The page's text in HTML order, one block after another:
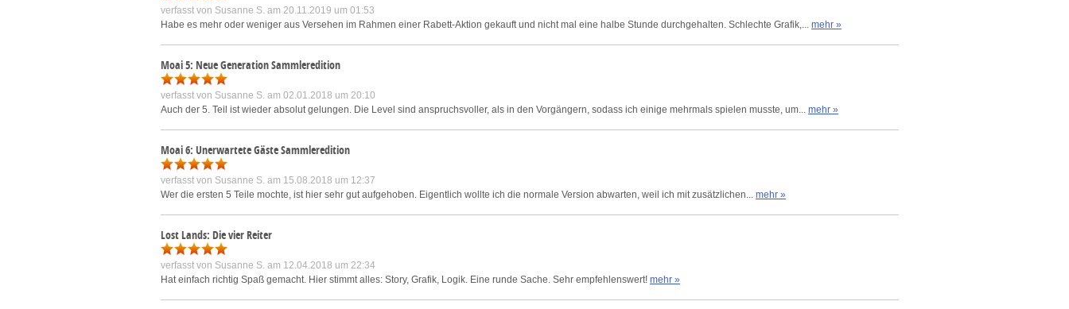
verfasst von Susanne S. am 20.11.2019 um 01:53
Habe es mehr oder weniger aus Versehen im Rahmen einer Rabett-Aktion gekauft und nicht mal eine halbe Stunde durchgehalten. Schlechte Grafik,... mehr »
Moai 5: Neue Generation Sammleredition
verfasst von Susanne S. am 02.01.2018 um 20:10
Auch der 5. Teil ist wieder absolut gelungen. Die Level sind anspruchsvoller, als in den Vorgängern, sodass ich einige mehrmals spielen musste, um... mehr »
Moai 6: Unerwartete Gäste Sammleredition
verfasst von Susanne S. am 15.08.2018 um 12:37
Wer die ersten 5 Teile mochte, ist hier sehr gut aufgehoben. Eigentlich wollte ich die normale Version abwarten, weil ich mit zusätzlichen... mehr »
Lost Lands: Die vier Reiter
verfasst von Susanne S. am 12.04.2018 um 22:34
Hat einfach richtig Spaß gemacht. Hier stimmt alles: Story, Grafik, Logik. Eine runde Sache. Sehr empfehlenswert! mehr »